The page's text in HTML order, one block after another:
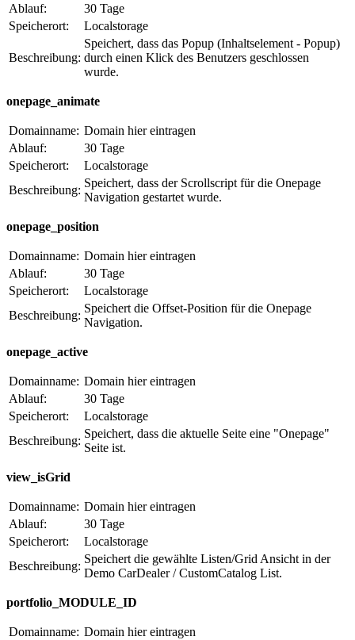
Ablauf:
30 Tage
Speicherort:
Localstorage
Beschreibung:
Speichert, dass das Popup (Inhaltselement - Popup)
durch einen Klick des Benutzers geschlossen
wurde.
onepage_animate
Domainname: Domain hier eintragen
Ablauf:
30 Tage
Speicherort:
Localstorage
Beschreibung:
Speichert, dass der Scrollscript für die Onepage
Navigation gestartet wurde.
onepage_position
Domainname: Domain hier eintragen
Ablauf:
30 Tage
Speicherort:
Localstorage
Beschreibung:
Speichert die Offset-Position für die Onepage
Navigation.
onepage_active
Domainname: Domain hier eintragen
Ablauf:
30 Tage
Speicherort:
Localstorage
Beschreibung:
Speichert, dass die aktuelle Seite eine "Onepage"
Seite ist.
view_isGrid
Domainname: Domain hier eintragen
Ablauf:
30 Tage
Speicherort:
Localstorage
Beschreibung:
Speichert die gewählte Listen/Grid Ansicht in der
Demo CarDealer / CustomCatalog List.
portfolio_MODULE_ID
Domainname: Domain hier eintragen